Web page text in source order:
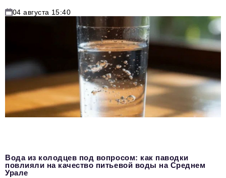
04 августа 15:40
Вода из колодцев под вопросом: как паводки
повлияли на качество питьевой воды на Среднем
Урале